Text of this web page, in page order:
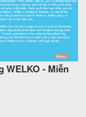
WELKO - Miễn